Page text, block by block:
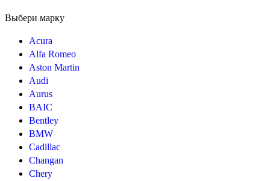
Выбери марку
Acura
Alfa Romeo
Aston Martin
Audi
Aurus
BAIC
Bentley
BMW
Cadillac
Changan
Chery